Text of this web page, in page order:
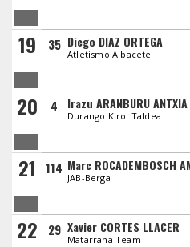
19 35 Diego DIAZ ORTEGA
Atletismo Albacete
20 4 Irazu ARANBURU ANTXIA
Durango Kirol Taldea
21 114 Marc ROCADEMBOSCH
JAB-Berga
22 29 Xavier CORTES LLACER
Matarraña Team